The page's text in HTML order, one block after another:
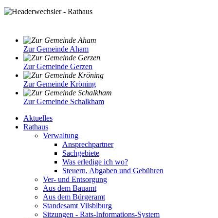
Zur Gemeinde Aham
Zur Gemeinde Gerzen
Zur Gemeinde Kröning
Zur Gemeinde Schalkham
Aktuelles
Rathaus
Verwaltung
Ansprechpartner
Sachgebiete
Was erledige ich wo?
Steuern, Abgaben und Gebühren
Ver- und Entsorgung
Aus dem Bauamt
Aus dem Bürgeramt
Standesamt Vilsbiburg
Sitzungen - Rats-Informations-System